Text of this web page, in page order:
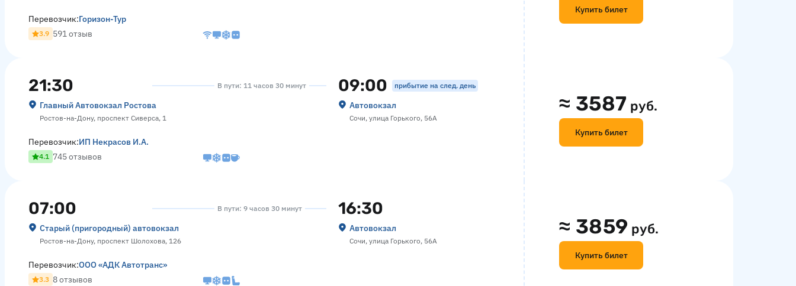
Купить билет
Перевозчик:Горизон-Тур
3.9 591 отзыв
21:30
Главный Автовокзал Ростова
Ростов-на-Дону, проспект Сиверса, 1
В пути: 11 часов 30 минут 09:00 прибытие на след. день
Автовокзал
Сочи, улица Горького, 56А
≈ 3587 руб.
Купить билет
Перевозчик:ИП Некрасов И.А.
4.1 745 отзывов
07:00
Старый (пригородный) автовокзал
Ростов-на-Дону, проспект Шолохова, 126
В пути: 9 часов 30 минут 16:30
Автовокзал
Сочи, улица Горького, 56А
≈ 3859 руб.
Купить билет
Перевозчик:ООО «АДК Автотранс»
3.3 8 отзывов